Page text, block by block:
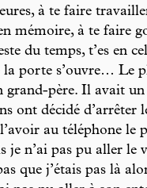
à te faire
mémoire, à te faire
du temps, t’es en
la porte s’ouvre… Le
père. Il avait un
ont décidé d’arrêter
l’avoir au téléphone le
je n’ai pas pu aller le
que j’étais pas là